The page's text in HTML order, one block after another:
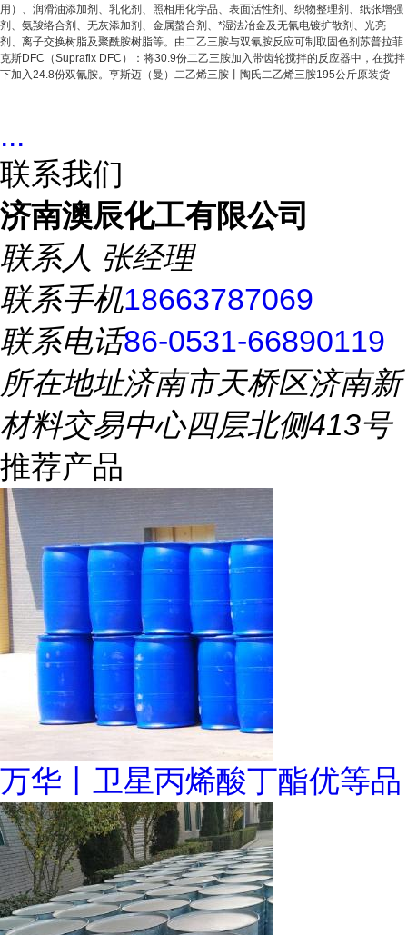
用）、润滑油添加剂、乳化剂、照相用化学品、表面活性剂、织物整理剂、纸张增强
剂、氨羧络合剂、无灰添加剂、金属螯合剂、*湿法冶金及无氰电镀扩散剂、光亮
剂、离子交换树脂及聚酰胺树脂等。由二乙三胺与双氰胺反应可制取固色剂苏普拉菲
克斯DFC（Suprafix DFC）：将30.9份二乙三胺加入带齿轮搅拌的反应器中，在搅拌
下加入24.8份双氰胺。亨斯迈（曼）二乙烯三胺丨陶氏二乙烯三胺195公斤原装货
...
联系我们
济南澳辰化工有限公司
联系人 张经理
联系手机18663787069
联系电话86-0531-66890119
所在地址济南市天桥区济南新
材料交易中心四层北侧413号
推荐产品
万华丨卫星丙烯酸丁酯优等品